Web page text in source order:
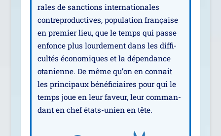
rales de sanc­tions inter­na­tio­nales
contre­pro­duc­tives, popu­la­tion fran­çaise
en pre­mier lieu, que le temps qui passe
enfonce plus lour­de­ment dans les dif­fi­
cul­tés éco­no­miques et la dépen­dance
ota­nienne. De même qu’on en connait
les prin­ci­paux béné­fi­ciaires pour qui le
temps joue en leur faveur, leur com­man­
dant en chef états-unien en tête.